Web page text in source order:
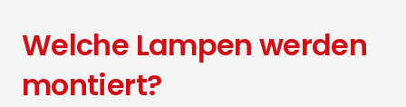
Welche Lampen werden
montiert?